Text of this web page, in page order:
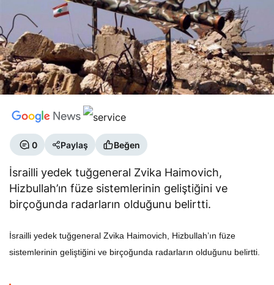
0 Paylaş Beğen
İsrailli yedek tuğgeneral Zvika Haimovich,
Hizbullah’ın füze sistemlerinin geliştiğini ve
birçoğunda radarların olduğunu belirtti.
İsrailli yedek tuğgeneral Zvika Haimovich, Hizbullah’ın füze
sistemlerinin geliştiğini ve birçoğunda radarların olduğunu belirtti.